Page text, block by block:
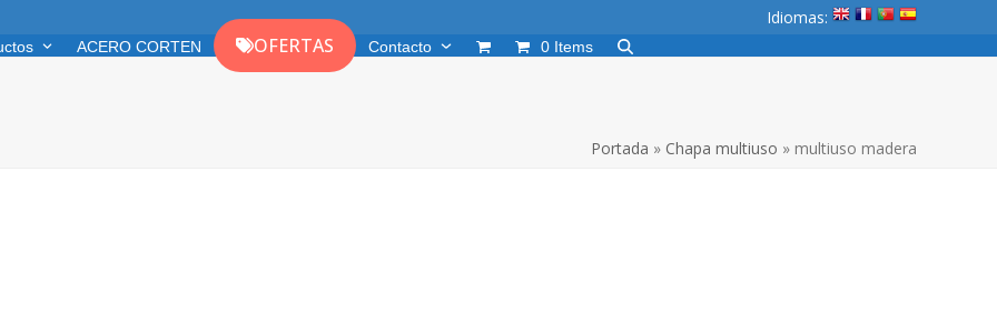
Idiomas:
ACERO CORTEN OFERTAS Contacto 0 Items
Portada » Chapa multiuso » multiuso madera